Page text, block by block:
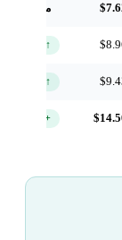
مرجعي
↑ فوق
↑ فوق
+50.7%